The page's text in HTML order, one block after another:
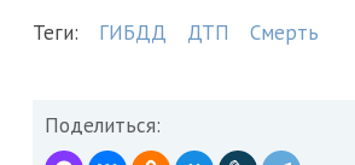
Теги: ГИБДД ДТП Смерть
Поделиться: